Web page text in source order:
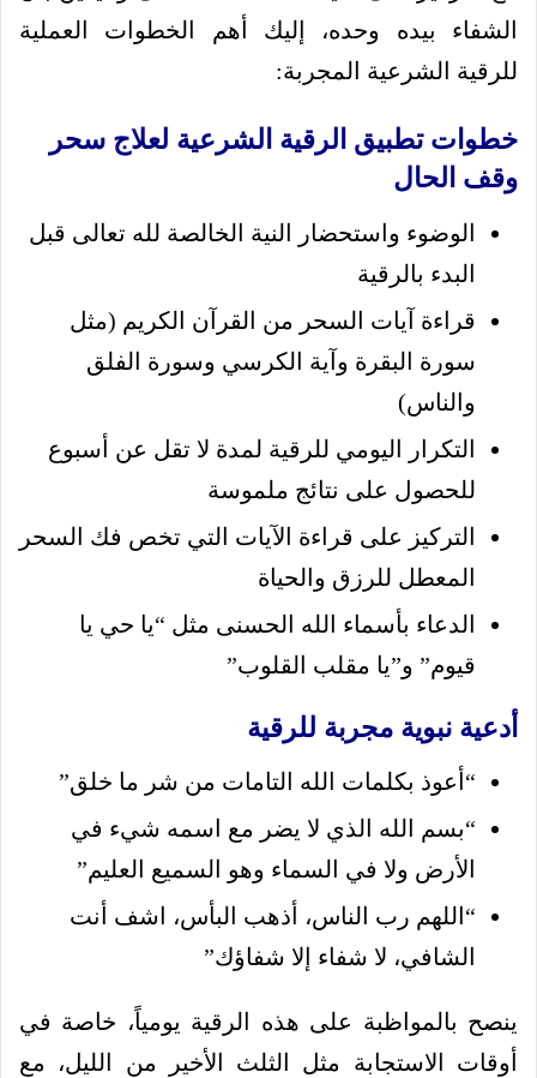
الشفاء بيده وحده، إليك أهم الخطوات العملية
للرقية الشرعية المجربة:
خطوات تطبيق الرقية الشرعية لعلاج سحر
وقف الحال
الوضوء واستحضار النية الخالصة لله تعالى قبل
البدء بالرقية
قراءة آيات السحر من القرآن الكريم (مثل
سورة البقرة وآية الكرسي وسورة الفلق
والناس)
التكرار اليومي للرقية لمدة لا تقل عن أسبوع
للحصول على نتائج ملموسة
التركيز على قراءة الآيات التي تخص فك السحر
المعطل للرزق والحياة
الدعاء بأسماء الله الحسنى مثل “يا حي يا
قيوم” و”يا مقلب القلوب”
أدعية نبوية مجربة للرقية
“أعوذ بكلمات الله التامات من شر ما خلق”
“بسم الله الذي لا يضر مع اسمه شيء في
الأرض ولا في السماء وهو السميع العليم”
“اللهم رب الناس، أذهب البأس، اشف أنت
الشافي، لا شفاء إلا شفاؤك”
ينصح بالمواظبة على هذه الرقية يومياً، خاصة في
أوقات الاستجابة مثل الثلث الأخير من الليل، مع